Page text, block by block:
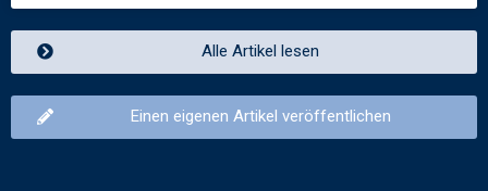
Alle Artikel lesen
Einen eigenen Artikel veröffentlichen